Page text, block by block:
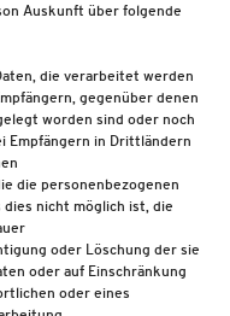
Auskunft über folgende
die verarbeitet werden
gegenüber denen
worden sind oder noch
Empfängern in Drittländern
die personenbezogenen
nicht möglich ist, die
oder Löschung der sie
oder auf Einschränkung
oder eines